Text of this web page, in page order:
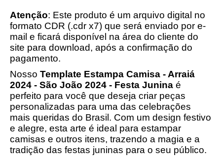
Atenção: Este produto é um arquivo digital no
formato CDR (.cdr x7) que será enviado por e-
mail e ficará disponível na área do cliente do
site para download, após a confirmação do
pagamento.
Nosso Template Estampa Camisa - Arraiá
2024 - São João 2024 - Festa Junina é
perfeito para você que deseja criar peças
personalizadas para uma das celebrações
mais queridas do Brasil. Com um design festivo
e alegre, esta arte é ideal para estampar
camisas e outros itens, trazendo a magia e a
tradição das festas juninas para o seu público.